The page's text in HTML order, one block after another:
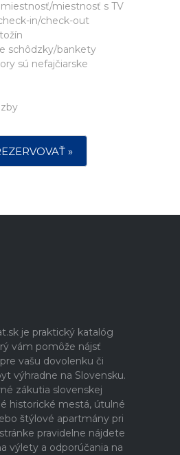
miestnosť s TV
in/check-out
schôdzky/bankety
sú nefajčiarske
»
je praktický katalóg
vám pomôže nájsť
vašu dovolenku či
výhradne na Slovensku.
zákutia slovenskej
historické mestá, útulné
štýlové apartmány pri
pravidelne nájdete
výlety a odporúčania na